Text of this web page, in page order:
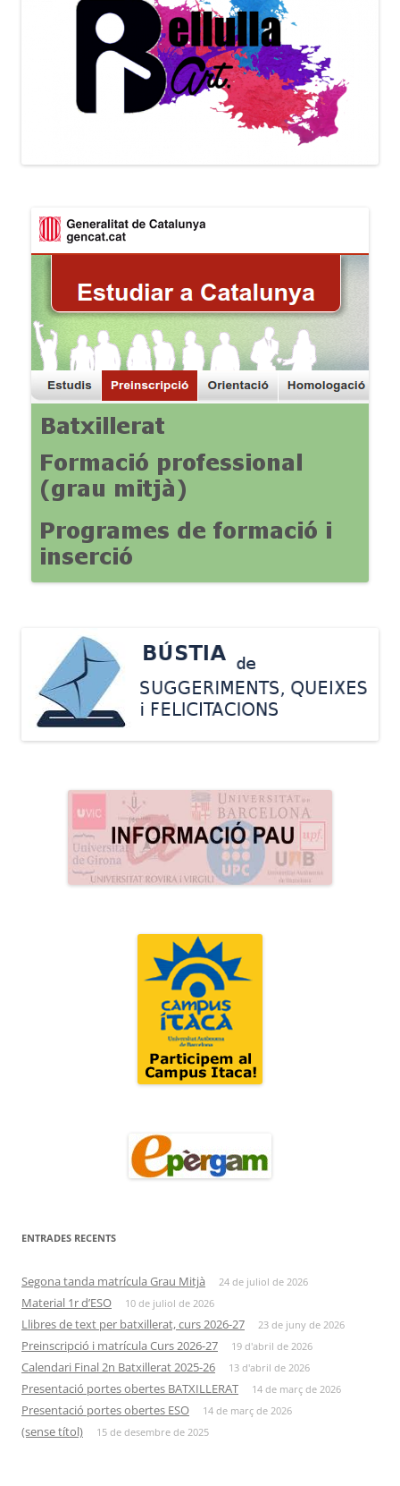
ENTRADES RECENTS
Segona tanda matrícula Grau Mitjà 24 de juliol de 2026
Material 1r d’ESO 10 de juliol de 2026
Llibres de text per batxillerat, curs 2026-27 23 de juny de 2026
Preinscripció i matrícula Curs 2026-27 19 d'abril de 2026
Calendari Final 2n Batxillerat 2025-26 13 d'abril de 2026
Presentació portes obertes BATXILLERAT 14 de març de 2026
Presentació portes obertes ESO 14 de març de 2026
(sense títol) 15 de desembre de 2025